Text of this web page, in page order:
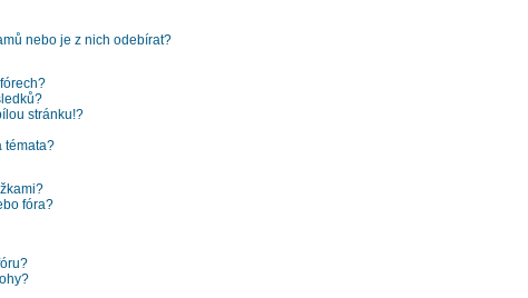
nebo je z nich odebírat?
stránku!?
témata?
fóra?